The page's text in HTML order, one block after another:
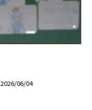
2026/06/04